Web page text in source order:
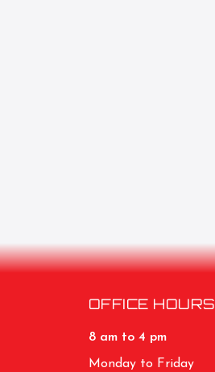
OFFICE HOURS
8 am to 4 pm
Monday to Friday